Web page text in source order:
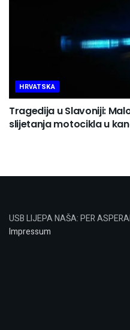
HRVATSKA
Tragedija u Slavoniji:
slijetanja motocikla u
USB LIJEPA NAŠA: PER
Impressum